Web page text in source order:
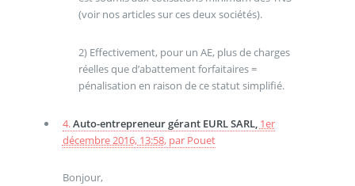
(voir nos articles sur ces deux sociétés).
2) Effectivement, pour un AE, plus de charges
réelles que d’abattement forfaitaires =
pénalisation en raison de ce statut simplifié.
4.Auto-entrepreneur gérant EURL SARL, 1er
décembre 2016, 13:58, par Pouet
Bonjour,